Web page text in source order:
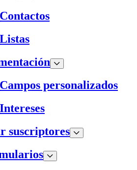
Contactos
Listas
Campos personalizados
Intereses
suscriptores